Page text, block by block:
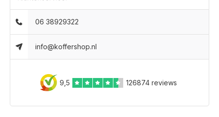
06 38929322
info@koffershop.nl
9,5 126874 reviews